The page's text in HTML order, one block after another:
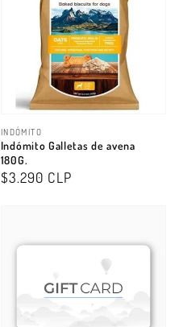
Proveedor:
INDÓMITO
Indómito Galletas de avena
180G.
Precio
$3.290 CLP